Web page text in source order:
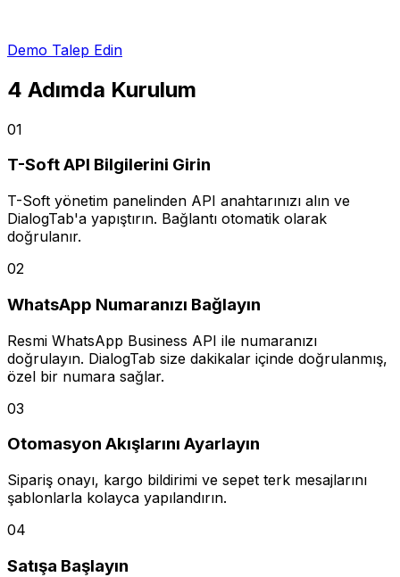
Demo Talep Edin
4 Adımda Kurulum
01
T-Soft API Bilgilerini Girin
T-Soft yönetim panelinden API anahtarınızı alın ve
DialogTab'a yapıştırın. Bağlantı otomatik olarak
doğrulanır.
02
WhatsApp Numaranızı Bağlayın
Resmi WhatsApp Business API ile numaranızı
doğrulayın. DialogTab size dakikalar içinde doğrulanmış,
özel bir numara sağlar.
03
Otomasyon Akışlarını Ayarlayın
Sipariş onayı, kargo bildirimi ve sepet terk mesajlarını
şablonlarla kolayca yapılandırın.
04
Satışa Başlayın